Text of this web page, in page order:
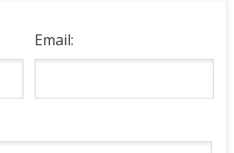
Email: